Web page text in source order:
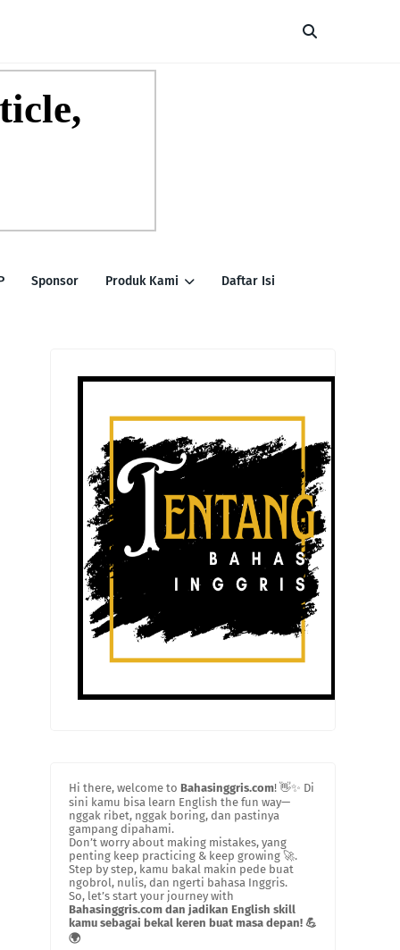
Sponsor Produk Kami Daftar Isi
Hi there, welcome to Bahasinggris.com! 👋✨ Di
sini kamu bisa learn English the fun way—
nggak ribet, nggak boring, dan pastinya
gampang dipahami.
Don’t worry about making mistakes, yang
penting keep practicing & keep growing 🚀.
Step by step, kamu bakal makin pede buat
ngobrol, nulis, dan ngerti bahasa Inggris.
So, let’s start your journey with
Bahasinggris.com dan jadikan English skill
kamu sebagai bekal keren buat masa depan! 💪
🌍